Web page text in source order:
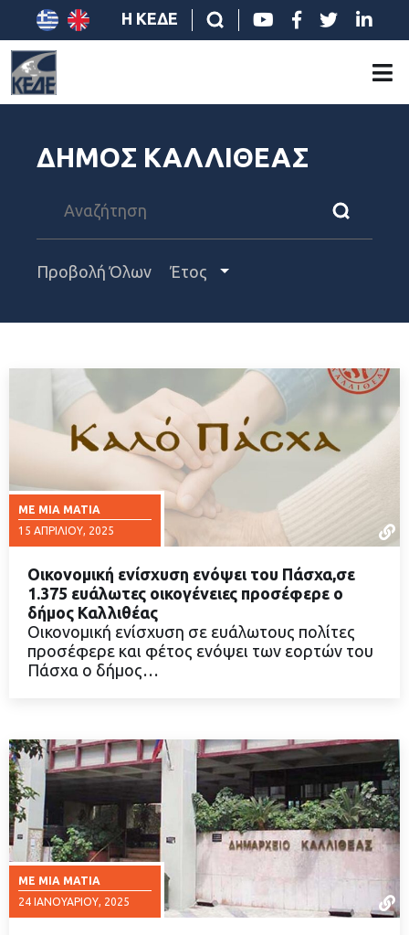
Η ΚΕΔΕ
ΔΗΜΟΣ ΚΑΛΛΙΘΕΑΣ
Προβολή Όλων Έτος
ΜΕ ΜΙΑ ΜΑΤΙΆ
15 ΑΠΡΙΛΊΟΥ, 2025
ΔΙΑΒΑΣΤΕ ΠΕΡΙΣΣΟΤΕΡΑ
Οικονομική ενίσχυση ενόψει του Πάσχα,σε
1.375 ευάλωτες οικογένειες προσέφερε ο
δήμος Καλλιθέας
Οικονομική ενίσχυση σε ευάλωτους πολίτες
προσέφερε και φέτος ενόψει των εορτών του
Πάσχα ο δήμος…
ΜΕ ΜΙΑ ΜΑΤΙΆ
24 ΙΑΝΟΥΑΡΊΟΥ, 2025